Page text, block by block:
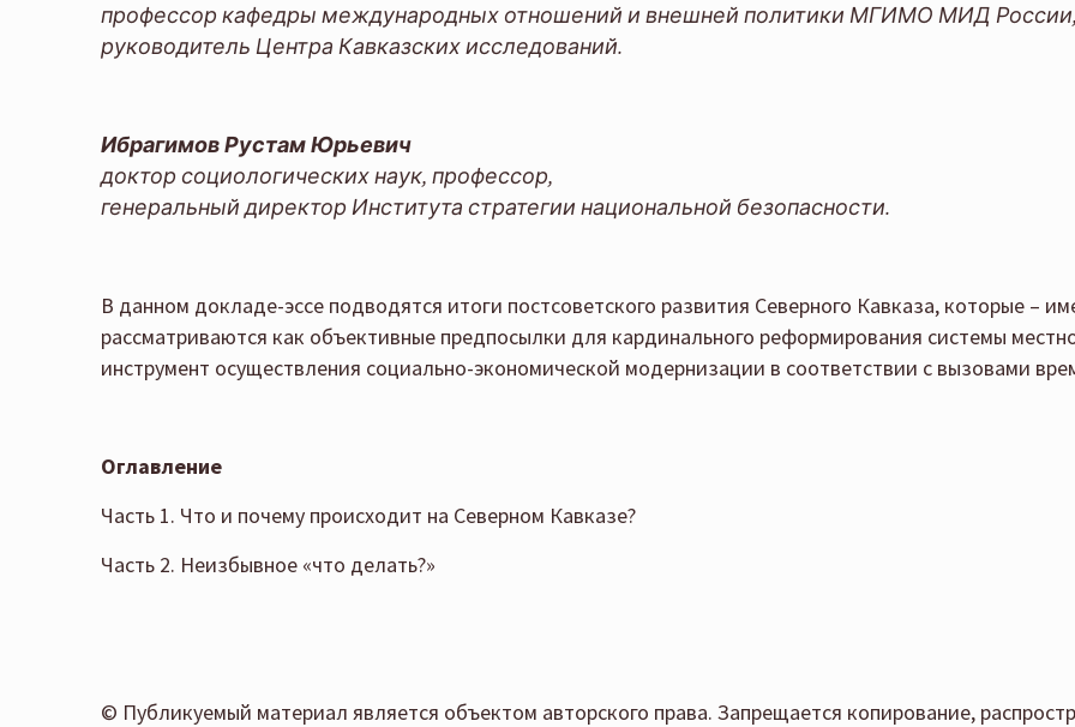
профессор кафедры международных отношений и внешней политики МГИМО МИД
руководитель Центра Кавказских исследований.
Ибрагимов Рустам Юрьевич
доктор социологических наук, профессор,
генеральный директор Института стратегии национальной безопасности.
В данном докладе-эссе подводятся итоги постсоветского развития Северного Кавказа, которые –
рассматриваются как объективные предпосылки для кардинального реформирования системы
инструмент осуществления социально-экономической модернизации в соответствии с вызовами
Оглавление
Часть 1. Что и почему происходит на Северном Кавказе?
Часть 2. Неизбывное «что делать?»
© Публикуемый материал является объектом авторского права. Запрещается копирование,